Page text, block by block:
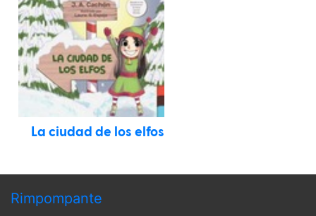
La ciudad de los elfos
Rimpompante